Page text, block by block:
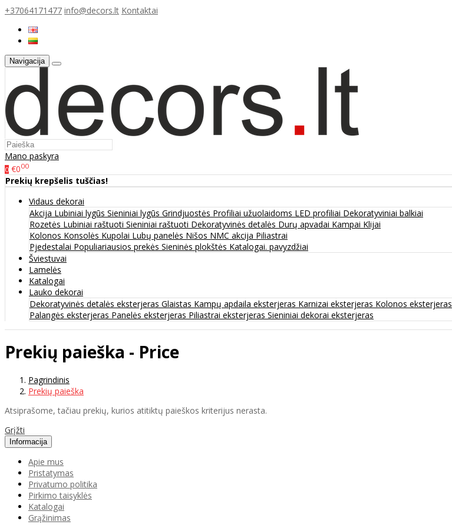
+37064171477 info@decors.lt Kontaktai
Navigacija
Mano paskyra
0 €000
Prekių krepšelis tuščias!
Vidaus dekorai
Akcija Lubiniai lygūs Sieniniai lygūs Grindjuostės Profiliai užuolaidoms LED profiliai Dekoratyviniai balkiai
Rozetės Lubiniai raštuoti Sieniniai raštuoti Dekoratyvinės detalės Durų apvadai Kampai Klijai
Kolonos Konsolės Kupolai Lubų panelės Nišos NMC akcija Piliastrai
Pjedestalai Populiariausios prekės Sieninės plokštės Katalogai. pavyzdžiai
Šviestuvai
Lamelės
Katalogai
Lauko dekorai
Dekoratyvinės detalės eksterjeras Glaistas Kampų apdaila eksterjeras Karnizai eksterjeras Kolonos eksterjeras
Palangės eksterjeras Panelės eksterjeras Piliastrai eksterjeras Sieniniai dekorai eksterjeras
Prekių paieška - Price
Pagrindinis
Prekių paieška
Atsiprašome, tačiau prekių, kurios atitiktų paieškos kriterijus nerasta.
Grįžti
Informacija
Apie mus
Pristatymas
Privatumo politika
Pirkimo taisyklės
Katalogai
Grąžinimas